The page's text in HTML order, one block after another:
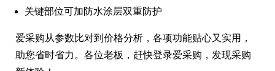
关键部位可加防水涂层双重防护
爱采购从参数比对到价格分析，各项功能贴心又实用，
助您省时省力。各位老板，赶快登录爱采购，发现采购